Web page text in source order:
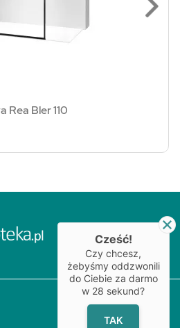
Rea Bler 110
Cześć!
Czy chcesz,
żebyśmy oddzwonili
do Ciebie za darmo
w 28 sekund?
TAK